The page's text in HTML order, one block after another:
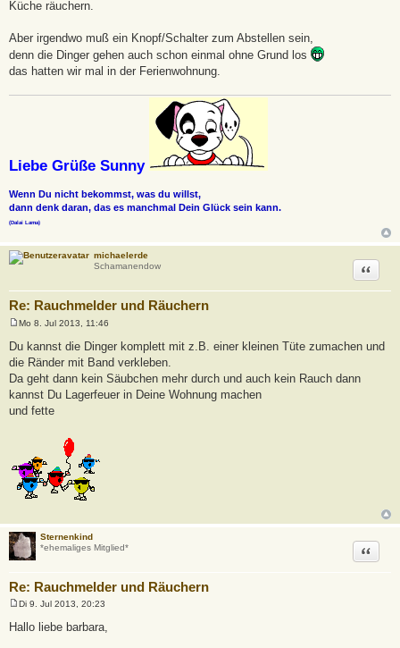
Küche räuchern.
Aber irgendwo muß ein Knopf/Schalter zum Abstellen sein,
denn die Dinger gehen auch schon einmal ohne Grund los
das hatten wir mal in der Ferienwohnung.
Liebe Grüße Sunny
Wenn Du nicht bekommst, was du willst,
dann denk daran, das es manchmal Dein Glück sein kann.
(Dalai Lama)
michaelerde
Schamanendow
Re: Rauchmelder und Räuchern
Zitat
i
t
a
g
Mo 8. Jul 2013, 11:46
Du kannst die Dinger komplett mit z.B. einer kleinen Tüte zumachen und
die Ränder mit Band verkleben.
Da geht dann kein Säubchen mehr durch und auch kein Rauch dann
kannst Du Lagerfeuer in Deine Wohnung machen
und fette
Sternenkind
*ehemaliges Mitglied*
Re: Rauchmelder und Räuchern
Zitat
e
i
Di 9. Jul 2013, 20:23
Hallo liebe barbara,